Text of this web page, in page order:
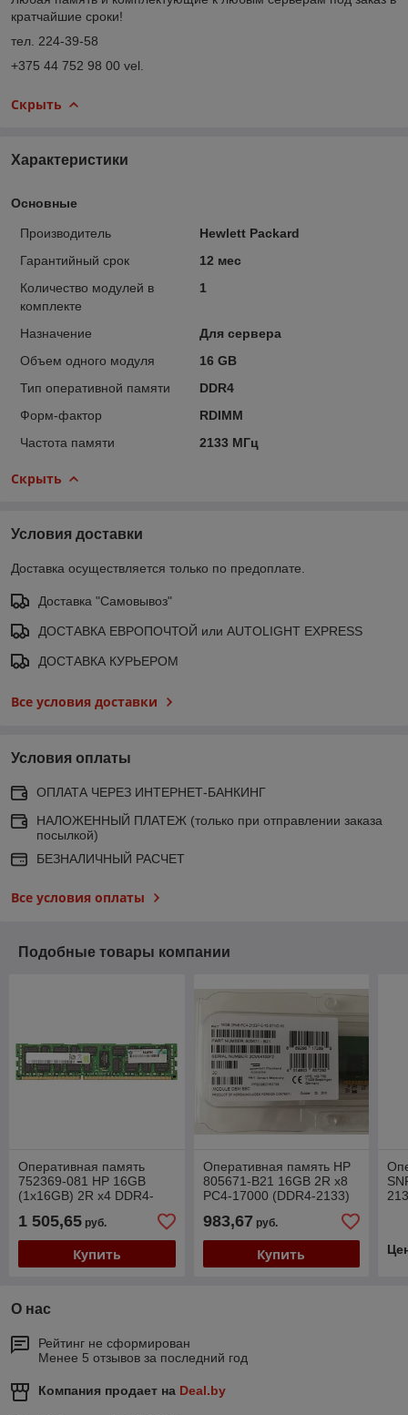
кратчайшие сроки!
тел. 224-39-58
+375 44 752 98 00 vel.
Скрыть
Характеристики
Основные
Производитель
Hewlett Packard
Гарантийный срок
12 мес
Количество модулей в
комплекте
1
Назначение
Для сервера
Объем одного модуля
16 GB
Тип оперативной памяти
DDR4
Форм-фактор
RDIMM
Частота памяти
2133 МГц
Скрыть
Условия доставки
Доставка осуществляется только по предоплате.
Доставка "Самовывоз"
ДОСТАВКА ЕВРОПОЧТОЙ или AUTOLIGHT EXPRESS
ДОСТАВКА КУРЬЕРОМ
Все условия доставки
Условия оплаты
ОПЛАТА ЧЕРЕЗ ИНТЕРНЕТ-БАНКИНГ
НАЛОЖЕННЫЙ ПЛАТЕЖ (только при отправлении заказа
посылкой)
БЕЗНАЛИЧНЫЙ РАСЧЕТ
Все условия оплаты
Подобные товары компании
Оперативная память
752369-081 HP 16GB
(1x16GB) 2R x4 DDR4-
1 505,65 руб.
Купить
Оперативная память HP
805671-B21 16GB 2R x8
PC4-17000 (DDR4-2133)
Unbuffered CAS-15-15-15
983,67 руб.
Купить
О нас
Рейтинг не сформирован
Менее 5 отзывов за последний год
Компания продает на Deal.by